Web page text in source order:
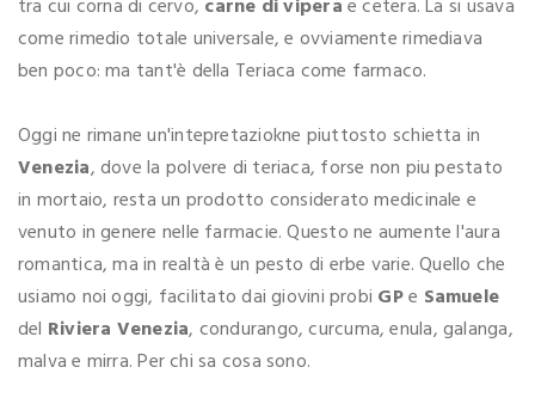
tra cui corna di cervo, carne di viperae cetera. La si usava
come rimedio totale universale, e ovviamente rimediava
ben poco: ma tant'è della Teriaca come farmaco.
Oggi ne rimane un'intepretaziokne piuttosto schietta in
Venezia, dove la polvere di teriaca, forse non piu pestato
in mortaio, resta un prodotto considerato medicinale e
venuto in genere nelle farmacie. Questo ne aumente l'aura
romantica, ma in realtà è un pesto di erbe varie. Quello che
usiamo noi oggi, facilitato dai giovini probi GPe Samuele
del Riviera Venezia, condurango, curcuma, enula, galanga,
malva e mirra. Per chi sa cosa sono.